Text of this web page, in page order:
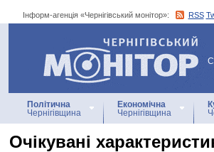
Інформ-агенція «Чернігівський монітор»: RSS
Інформ-агенція
«Чернігівський монітор»
Політична
Чернігівщина
Економічна
Чернігівщина
Очікувані